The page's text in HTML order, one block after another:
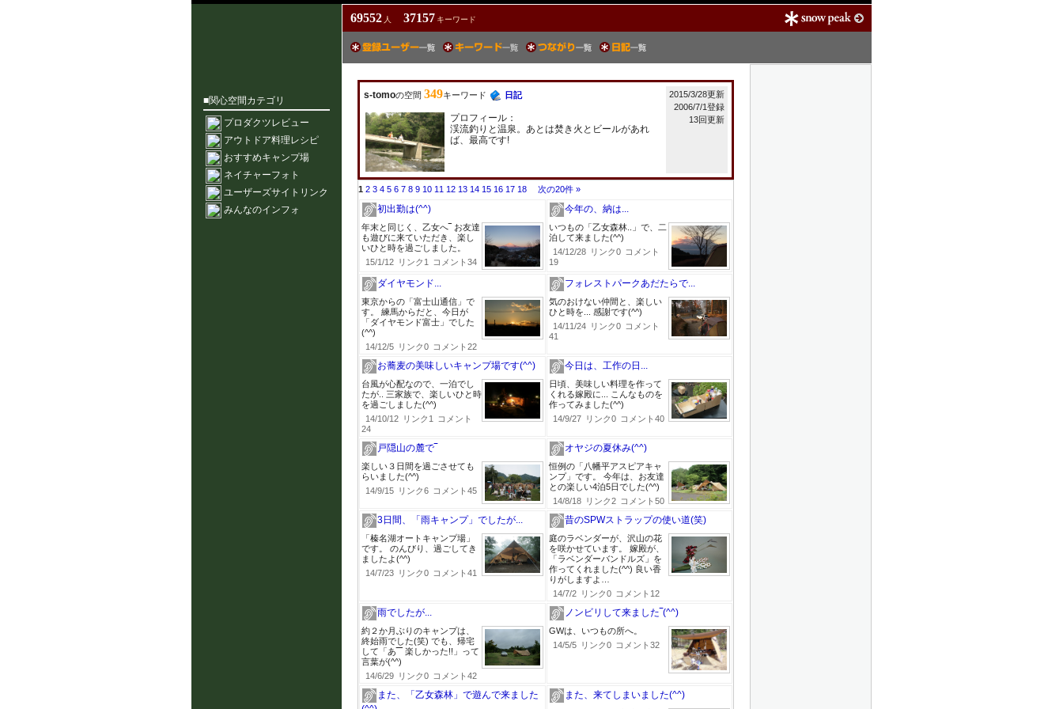
■関心空間カテゴリ
プロダクツレビュー
アウトドア料理レシピ
おすすめキャンプ場
ネイチャーフォト
ユーザーズサイトリンク
みんなのインフォ
69552 人 37157 キーワード
s-tomoの空間 349キーワード 日記
プロフィール：
渓流釣りと温泉。あとは焚き火とビールがあれ
ば、最高です!
2015/3/28更新
2006/7/1登録
13回更新
1 2 3 4 5 6 7 8 9 10 11 12 13 14 15 16 17 18 次の20件 »
初出勤は(^^)
年末と同じく、乙女へ‾ お友達
も遊びに来ていただき、楽し
いひと時を過ごしました。
15/1/12 リンク1 コメント34
今年の、納は...
いつもの「乙女森林..」で、二
泊して来ました(^^)
14/12/28 リンク0 コメント
19
ダイヤモンド...
東京からの「富士山通信」で
す。 練馬からだと、今日が
「ダイヤモンド富士」でした
(^^)
14/12/5 リンク0 コメント22
フォレストパークあだたらで...
気のおけない仲間と、楽しい
ひと時を... 感謝です(^^)
14/11/24 リンク0 コメント
41
お蕎麦の美味しいキャンプ場です(^^)
台風が心配なので、一泊でし
たが.. 三家族で、楽しいひと時
を過ごしました(^^)
14/10/12 リンク1
コメント
24
今日は、工作の日...
日頃、美味しい料理を作って
くれる嫁殿に... こんなものを
作ってみました(^^)
14/9/27 リンク0 コメント40
戸隠山の麓で‾
楽しい３日間を過ごさせても
らいました(^^)
14/9/15 リンク6 コメント45
オヤジの夏休み(^^)
恒例の「八幡平アスピアキャ
ンプ」です。 今年は、お友達
との楽しい4泊5日でした(^^)
14/8/18 リンク2 コメント50
3日間、「雨キャンプ」でしたが...
「榛名湖オートキャンプ場」
です。 のんびり、過ごしてき
ましたよ(^^)
14/7/23 リンク0 コメント41
昔のSPWストラップの使い道(笑)
庭のラベンダーが、沢山の花
を咲かせています。 嫁殿が、
「ラベンダーバンドルズ」を
作ってくれました(^^) 良い香
りがしますよ…
14/7/2 リンク0 コメント12
雨でしたが...
約２か月ぶりのキャンプは、
終始雨でした(笑) でも、帰宅
して「あ‾‾ 楽しかった!!」って
言葉が(^^)
14/6/29 リンク0 コメント42
ノンビリして来ました‾(^^)
GWは、いつもの所へ。
14/5/5 リンク0 コメント32
また、「乙女森林」で遊んで来ました
また、来てしまいました(^^)